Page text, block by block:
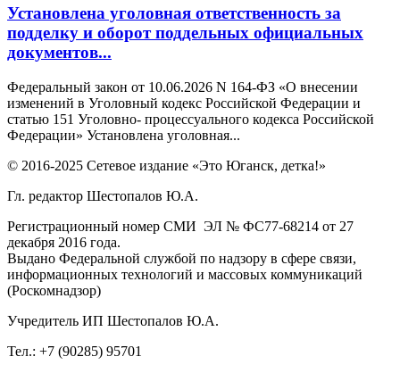
Установлена уголовная ответственность за
подделку и оборот поддельных официальных
документов...
Федеральный закон от 10.06.2026 N 164-ФЗ «О внесении
изменений в Уголовный кодекс Российской Федерации и
статью 151 Уголовно- процессуального кодекса Российской
Федерации» Установлена уголовная...
© 2016-2025 Сетевое издание «Это Юганск, детка!»
Гл. редактор Шестопалов Ю.А.
Регистрационный номер СМИ ЭЛ № ФС77-68214 от 27
декабря 2016 года.
Выдано Федеральной службой по надзору в сфере связи,
информационных технологий и массовых коммуникаций
(Роскомнадзор)
Учредитель ИП Шестопалов Ю.А.
Тел.: +7 (90285) 95701